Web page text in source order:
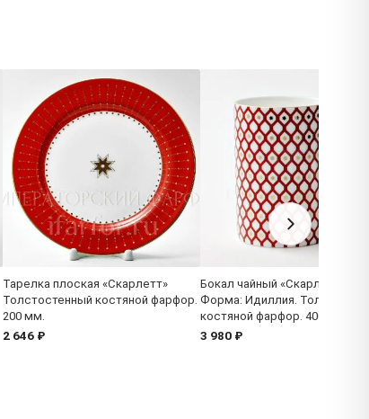
Тарелка плоская «Скарлетт»
Толстостенный костяной фарфор.
200 мм.
2 646 ₽
Бокал чайный «Скарлетт 1»
Форма: Идиллия.
костяной фарфор. 400 мл.
3 980 ₽